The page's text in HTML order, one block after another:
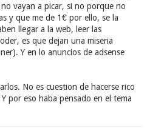
vayan a picar, si no porque no
y que me de 1€ por ello, se la
llegar a la web, leer las
es que dejan una miseria
Y en lo anuncios de adsense
No es cuestion de hacerse rico
por eso haba pensado en el tema